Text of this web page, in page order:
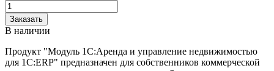
Заказать
В наличии
Продукт "Модуль 1С:Аренда и управление недвижимостью
для 1С:ERP" предназначен для собственников коммерческой